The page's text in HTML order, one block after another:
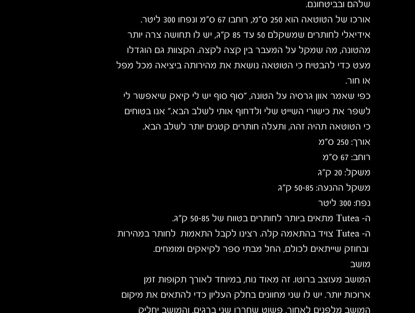
שלהם ובביטחונם.
אורכו של הטוטאה הוא 250 ס"מ, רוחבו 67 ס"מ ונפחו 300 ליטר.
אידיאלי לחותרים שמשקלם 50 עד 85 ק"ג, יש לו תחושה צרה יותר
מהטונה, מה שמקל על המעבר בין קצה לקצה. הקצוות גם הוגדלו
מעט כדי להבטיח כי הטוטאה נושאת את מהירותה ביציאה מכל מפל
או חור.
כפי שאמר אוון גרסיה על הטונה, "סוף סוף יש לי קיאק שיאפשר לי
לשפר את כישורי השייט שלי ולדחוף אותי לשלב הבא." אנו בטוחים
כי הטוטאה תהיה זהה, ותעלה חותרים קטנים יותר לשלב הבא.
אורך: 250 ס"מ
רוחב: 67 ס"מ
משקל: 20 ק"ג
משקל ההנעה: 50-85 ק"ג
נפח: 300 ליטר
ה- Tutea מתאים ביותר לחותרים בטווח של 50-85 ק"ג.
ה- Tutea צויד בהתאמה קלה. רצינו לקבל התאמות לחותר במהירות
ובחוזק שייתאים לכולם, החל מבתי ספר לקיאקים ומומחים.
מושב
המושב מעוצב ברוטו. זה מאוד נוח, במיוחד לאורך תקופות זמן
ארוכות יותר. יש לו שני מחוונים בחלק העליון כדי להתאים את מיקום
המושב מלפנים לאחור. פשוט שחררו שני ברגים, והמושב יחליק